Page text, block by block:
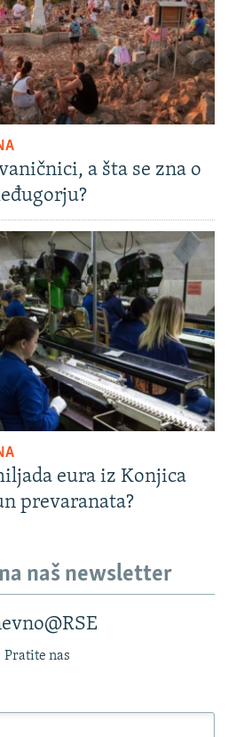
a šta se zna o
eura iz Konjica
prevaranata?
naš newsletter
Pratite nas